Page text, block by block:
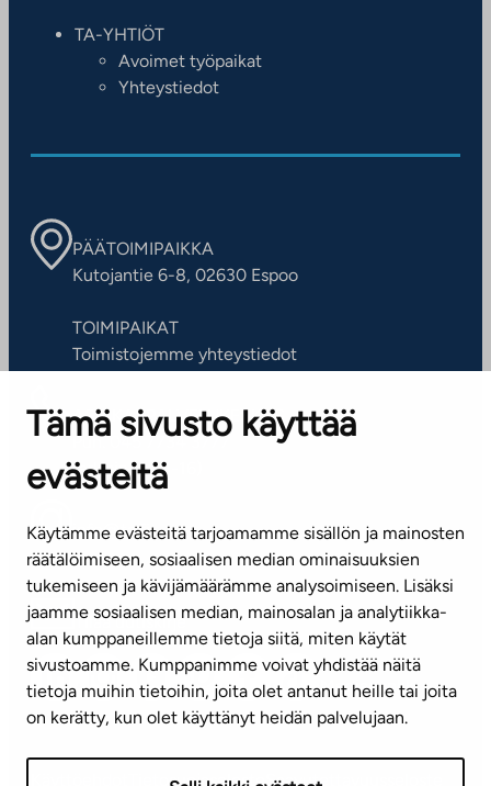
Tämä sivusto käyttää
evästeitä
Käytämme evästeitä tarjoamamme sisällön ja mainosten
räätälöimiseen, sosiaalisen median ominaisuuksien
tukemiseen ja kävijämäärämme analysoimiseen. Lisäksi
jaamme sosiaalisen median, mainosalan ja analytiikka-
alan kumppaneillemme tietoja siitä, miten käytät
sivustoamme. Kumppanimme voivat yhdistää näitä
tietoja muihin tietoihin, joita olet antanut heille tai joita
on kerätty, kun olet käyttänyt heidän palvelujaan.
TA-YHTIÖT
Avoimet työpaikat
Yhteystiedot
PÄÄTOIMIPAIKKA
Kutojantie 6-8, 02630 Espoo
TOIMIPAIKAT
Toimistojemme yhteystiedot
ASIAKASPALVELUKESKUS
Puh. 045 7734 3777
(arkisin klo 8-16)
info@ta.fi
Tilaa uutiskirje
Mediapankki
TietosuojaselosteSaavutettavuusseloste